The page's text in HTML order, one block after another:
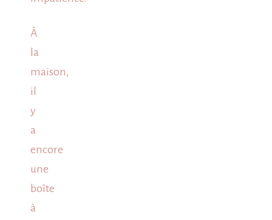
À
la
maison,
il
y
a
encore
une
boîte
à